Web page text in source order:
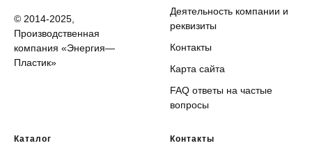
© 2014-2025,
Производственная
компания «Энергия—
Пластик»
Деятельность компании и
реквизиты
Контакты
Карта сайта
FAQ ответы на частые
вопросы
Каталог Контакты